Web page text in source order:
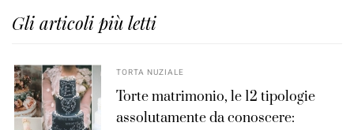
Gli articoli più letti
TORTA NUZIALE
Torte matrimonio, le 12 tipologie
assolutamente da conoscere: